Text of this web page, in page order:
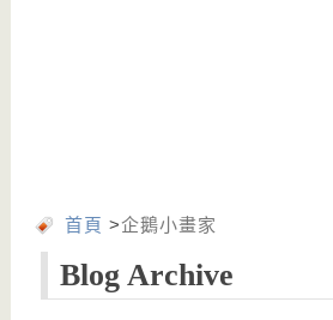
首頁 >企鵝小畫家
Blog Archive